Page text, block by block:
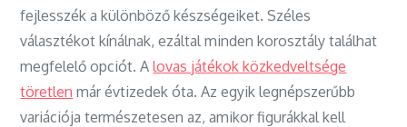
fejlesszék a különböző készségeiket. Széles
választékot kínálnak, ezáltal minden korosztály találhat
megfelelő opciót. Alovas játékok közkedveltsége
töretlen már évtizedek óta. Az egyik legnépszerűbb
variációja természetesen az, amikor figurákkal kell